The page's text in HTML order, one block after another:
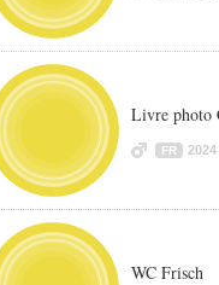
Livre photo
FR 2024
WC Frisch